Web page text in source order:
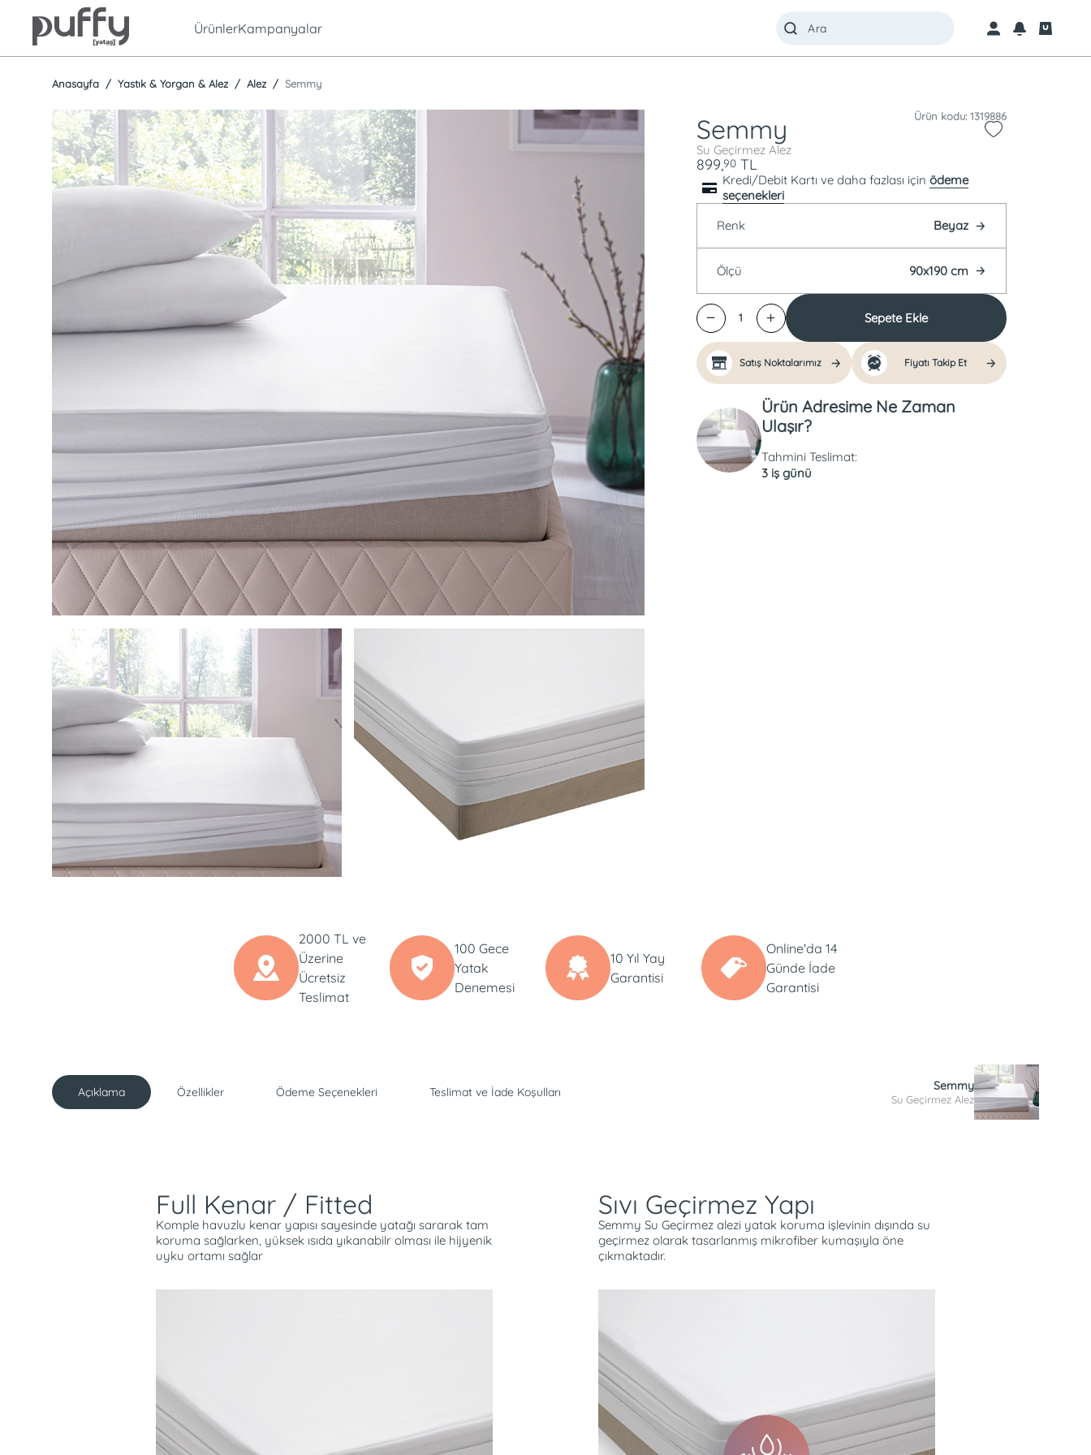
ÜrünlerKampanyalar
Anasayfa Yastık & Yorgan & Alez Alez Semmy
Ürün kodu: 1319886
Semmy
Su Geçirmez Alez
899,90 TL
Kredi/Debit Kartı ve daha fazlası için ödeme
seçenekleri
Renk
Beyaz
Ölçü 90x190 cm
1 Sepete Ekle
Satış Noktalarımız Fiyatı Takip Et
Ürün Adresime Ne Zaman
Ulaşır?
Tahmini Teslimat:
3 iş günü
2000 TL ve
Üzerine
Ücretsiz
Teslimat
100 Gece
Yatak
Denemesi
10 Yıl Yay
Garantisi
Online'da 14
Günde İade
Garantisi
Açıklama Özellikler Ödeme Seçenekleri Teslimat ve İade Koşulları Semmy
Su Geçirmez Alez
Full Kenar / Fitted
Komple havuzlu kenar yapısı sayesinde yatağı sararak tam
koruma sağlarken, yüksek ısıda yıkanabilr olması ile hijyenik
uyku ortamı sağlar
Sıvı Geçirmez Yapı
Semmy Su Geçirmez alezi yatak koruma işlevinin dışında su
geçirmez olarak tasarlanmış mikrofiber kumaşıyla öne
çıkmaktadır.